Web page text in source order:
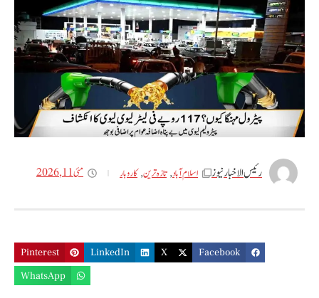
رئیس الاخبار نیوز اسلام آباد,تازه ترین,کاروبار مئی 11, 2026
Facebook
X
LinkedIn
Pinterest
WhatsApp